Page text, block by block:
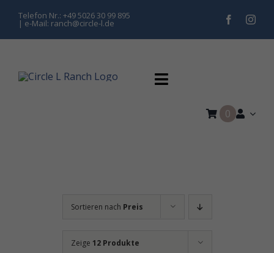
Inhalt
springen
Telefon Nr.: +49 5026 30 99 895
| e-Mail: ranch@circle-l.de
Toggle
Navigation
0
Sortieren nach Preis
Zeige 12 Produkte